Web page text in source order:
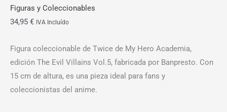
Figuras y Coleccionables
34,95 € IVA Incluído
Figura coleccionable de Twice de My Hero Academia,
edición The Evil Villains Vol.5, fabricada por Banpresto. Con
15 cm de altura, es una pieza ideal para fans y
coleccionistas del anime.